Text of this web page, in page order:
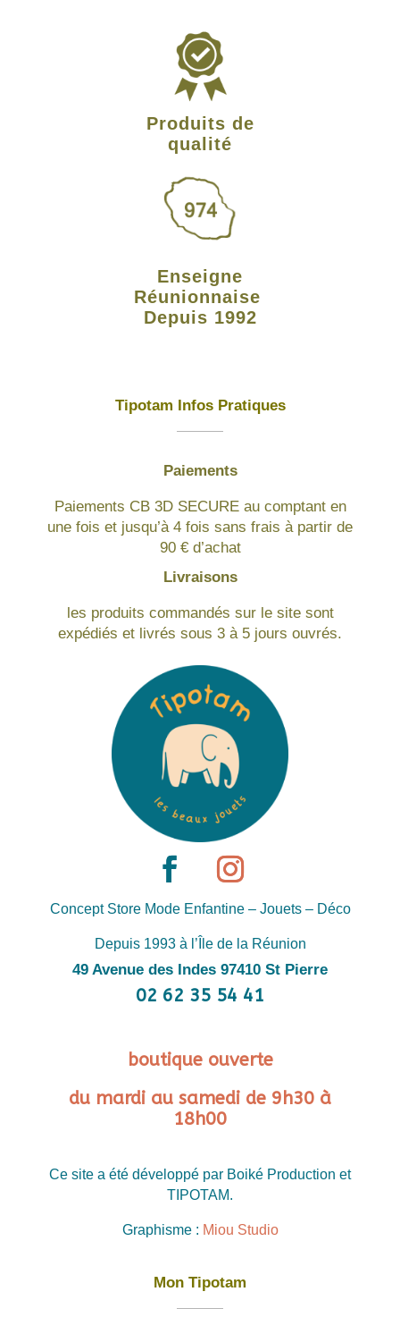
Produits de
qualité
Enseigne
Réunionnaise
Depuis 1992
Tipotam Infos Pratiques
Paiements
Paiements CB 3D SECURE au comptant en
une fois et jusqu’à 4 fois sans frais à partir de
90 € d’achat
Livraisons
les produits commandés sur le site sont
expédiés et livrés sous 3 à 5 jours ouvrés.
Concept Store Mode Enfantine – Jouets – Déco
Depuis 1993 à l’Île de la Réunion
49 Avenue des Indes 97410 St Pierre
02 62 35 54 41
boutique ouverte
du mardi au samedi de 9h30 à
18h00
Ce site a été développé par Boiké Production et
TIPOTAM.
Graphisme : Miou Studio
Mon Tipotam